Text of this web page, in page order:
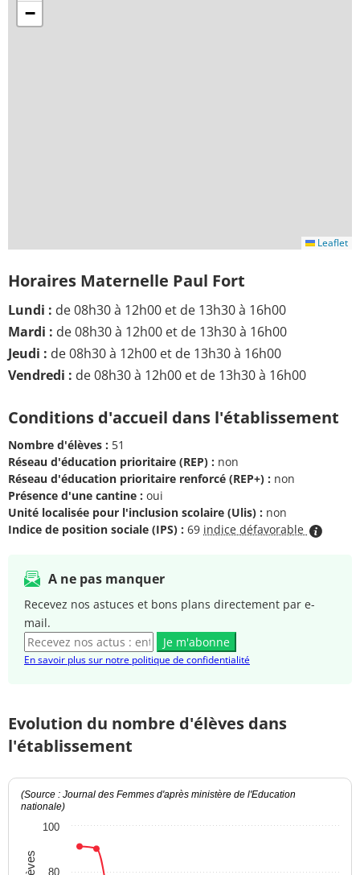
−
Leaflet
Horaires Maternelle Paul Fort
Lundi : de 08h30 à 12h00 et de 13h30 à 16h00
Mardi : de 08h30 à 12h00 et de 13h30 à 16h00
Jeudi : de 08h30 à 12h00 et de 13h30 à 16h00
Vendredi : de 08h30 à 12h00 et de 13h30 à 16h00
Conditions d'accueil dans l'établissement
Nombre d'élèves : 51
Réseau d'éducation prioritaire (REP) : non
Réseau d'éducation prioritaire renforcé (REP+) : non
Présence d'une cantine : oui
Unité localisée pour l'inclusion scolaire (Ulis) : non
Indice de position sociale (IPS) : 69 indice défavorable
A ne pas manquer
Recevez nos astuces et bons plans directement par e-
mail.
Je m'abonne
En savoir plus sur notre politique de confidentialité
Evolution du nombre d'élèves dans
l'établissement
(Source : Journal des Femmes d'après ministère de l'Education
nationale)
80
100